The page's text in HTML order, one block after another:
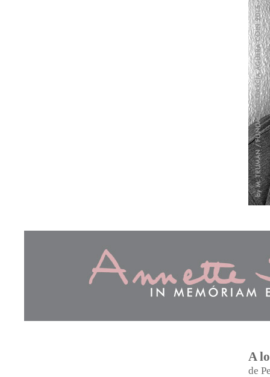
A
de